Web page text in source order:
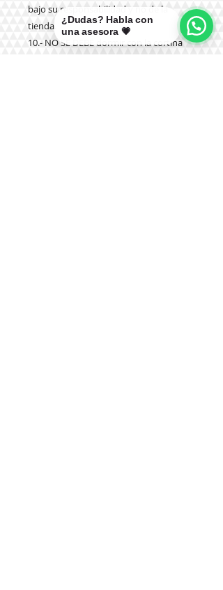
bajo su responsabilidad y no de la
tienda.
10.- NO SE DEBE dormir con la cortina
¿Dudas? Habla con
una asesora 💗